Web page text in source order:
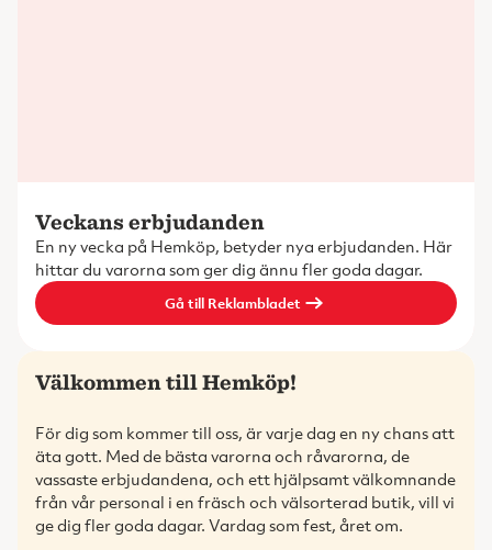
Veckans erbjudanden
En ny vecka på Hemköp, betyder nya erbjudanden. Här
hittar du varorna som ger dig ännu fler goda dagar.
Gå till Reklambladet
Välkommen till Hemköp!
För dig som kommer till oss, är varje dag en ny chans att
äta gott. Med de bästa varorna och råvarorna, de
vassaste erbjudandena, och ett hjälpsamt välkomnande
från vår personal i en fräsch och välsorterad butik, vill vi
ge dig fler goda dagar. Vardag som fest, året om.